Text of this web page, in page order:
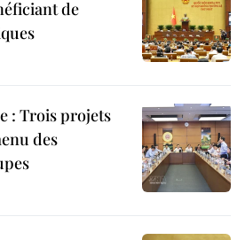
de
: Trois projets
des